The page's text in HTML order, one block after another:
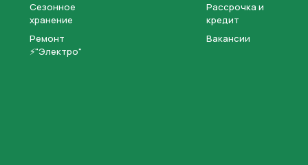
Сезонное
хранение
Ремонт
⚡"Электро"
Рассрочка и
кредит
Вакансии